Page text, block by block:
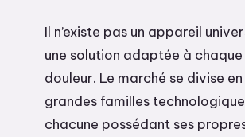
Il n’existe pas un appareil
une solution adaptée à
douleur. Le marché se divise
grandes familles
chacune possédant ses